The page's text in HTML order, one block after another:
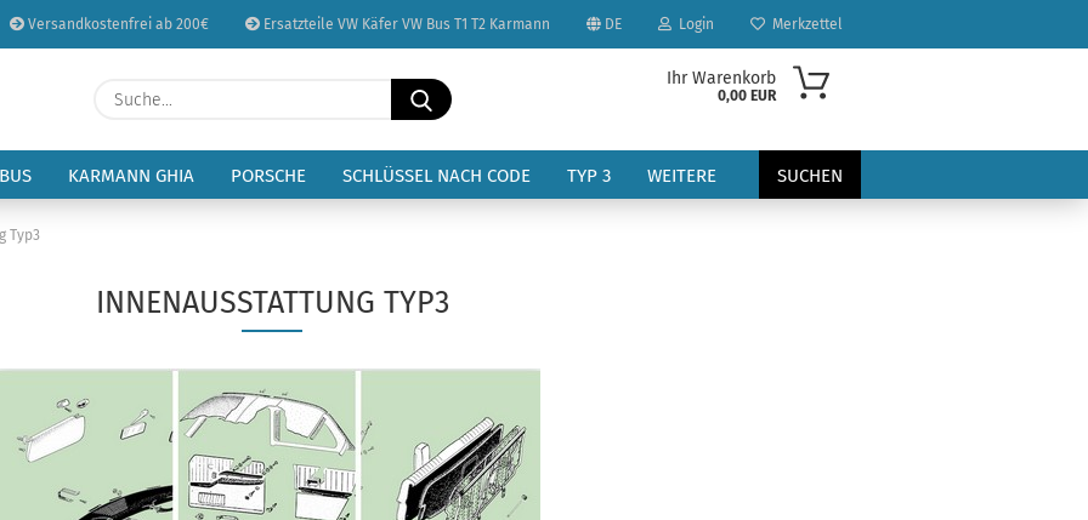
Versandkostenfrei ab 200€ Ersatzteile VW Käfer VW Bus T1 T2 Karmann DE
Sprache auswählen
Lieferland
Login
Konto erstellen
Merkzettel
Suche...
Ihr Warenkorb
0,00 EUR
KARMANN GHIA PORSCHE SCHLÜSSEL NACH CODE TYP 3 SUCHEN
WEITERE
Typ3
INNENAUSSTATTUNG TYP3